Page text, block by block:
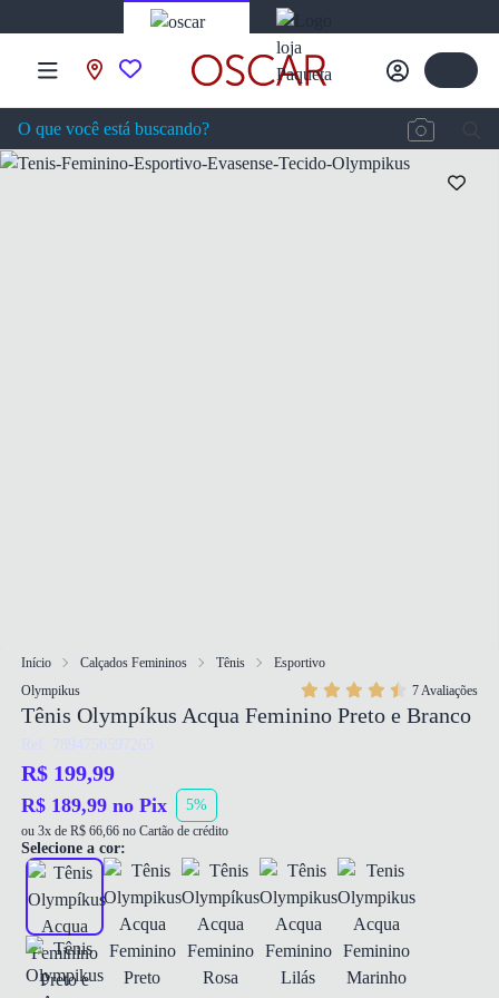
Início Calçados Femininos Tênis
Esportivo
Olympikus
7 Avaliações
Tênis Olympíkus Acqua Feminino Preto e Branco
Ref: 7894756597265
R$ 199,99
R$ 189,99 no Pix 5%
ou 3x de R$ 66,66 no Cartão de crédito
Selecione a cor: